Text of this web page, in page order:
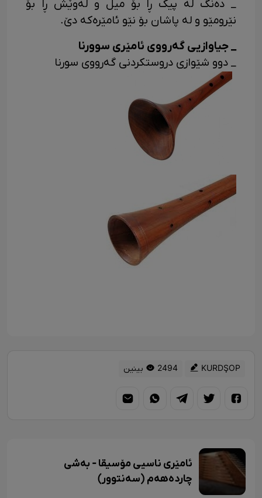
_ دەنگ له پیک ڕا بۆ میل و لەوێش ڕا بۆ
نێرومێو و له پاشان بۆ نێو ئامێرەکه دێ.
_ جیاوازیی گەرووی ئامێری سوورنا
_ دوو شێوازی دروستکردنی گەرووی سورنا
KURDŞOP 2494 بینین
ئامێری ناسیی مۆسیقا - بەشی
چاردەهەم (سەنتوور)